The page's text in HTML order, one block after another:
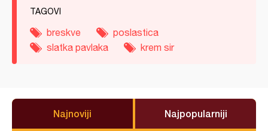
TAGOVI
breskve
poslastica
slatka pavlaka
krem sir
Najnoviji Najpopularniji